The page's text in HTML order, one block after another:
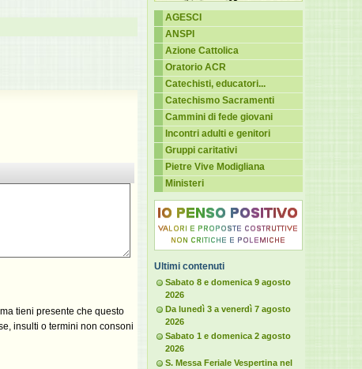
tieni presente che questo
insulti o termini non consoni
AGESCI
ANSPI
Azione Cattolica
Oratorio ACR
Catechisti, educatori...
Catechismo Sacramenti
Cammini di fede giovani
Incontri adulti e genitori
Gruppi caritativi
Pietre Vive Modigliana
Ministeri
Ultimi contenuti
Sabato 8 e domenica 9 agosto
2026
Da lunedì 3 a venerdì 7 agosto
2026
Sabato 1 e domenica 2 agosto
2026
S. Messa Feriale Vespertina nel